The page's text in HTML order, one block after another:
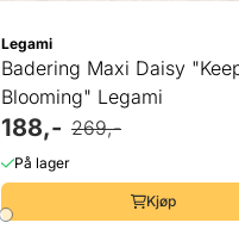
Legami
Badering Maxi Daisy
Blooming" Legami
188,- 269,-
På lager
Kjøp